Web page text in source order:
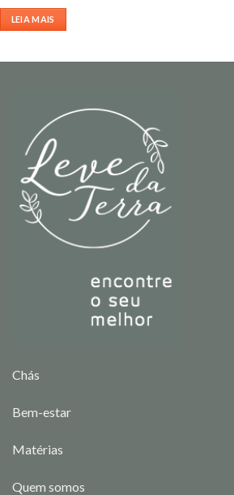
LEIA MAIS
Chás
Bem-estar
Matérias
Quem somos